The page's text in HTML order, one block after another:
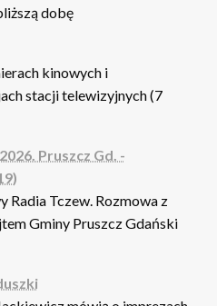
dobę
kinowych i
stacji telewizyjnych (7
Pruszcz Gd. -
Radia Tczew. Rozmowa z
Gminy Pruszcz Gdański